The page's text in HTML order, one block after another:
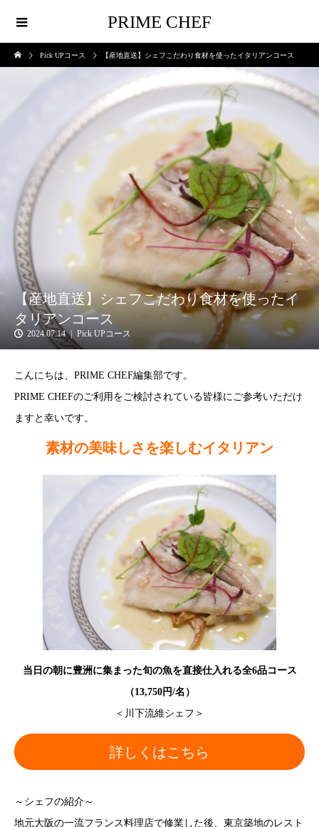
PRIME CHEF
Pick UPコース 【産地直送】シェフこだわり食材を使ったイタリアンコース
【産地直送】シェフこだわり食材を使ったイ
タリアンコース
2024.07.14 Pick UPコース
こんにちは、PRIME CHEF編集部です。
PRIME CHEFのご利用をご検討されている皆様にご参考いただけ
ますと幸いです。
素材の美味しさを楽しむイタリアン
当日の朝に豊洲に集まった旬の魚を直接仕入れる全6品コース
（13,750円/名）
＜川下流維シェフ＞
詳しくはこちら
～シェフの紹介～
地元大阪の一流フランス料理店で修業した後、東京築地のレスト